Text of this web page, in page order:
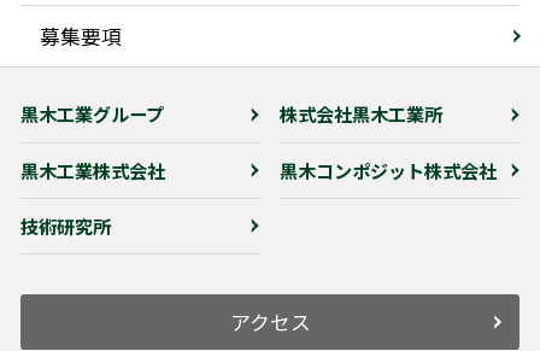
募集要項
黒木工業グループ 株式会社黒木工業所
黒木工業株式会社 黒木コンポジット株式会社
技術研究所
アクセス